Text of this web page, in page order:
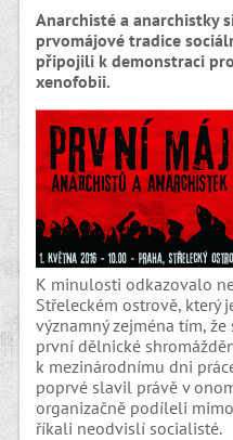
Anarchisté a anarchistky
prvomájové tradice
připojili k demonstraci
xenofobii.
K minulosti odkazovalo
Střeleckém ostrově, který
významný zejména tím,
první dělnické
k mezinárodnímu dni
poprvé slavil právě v
organizačně podíleli
říkali neodvislí socialisté.